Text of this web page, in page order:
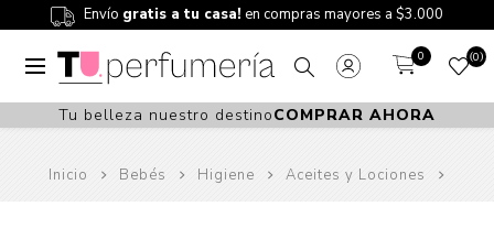
Envío gratis a tu casa! en compras mayores a $3.000
0 0
Tu belleza nuestro destinoCOMPRAR AHORA
Inicio Bebés Higiene Aceites y Lociones